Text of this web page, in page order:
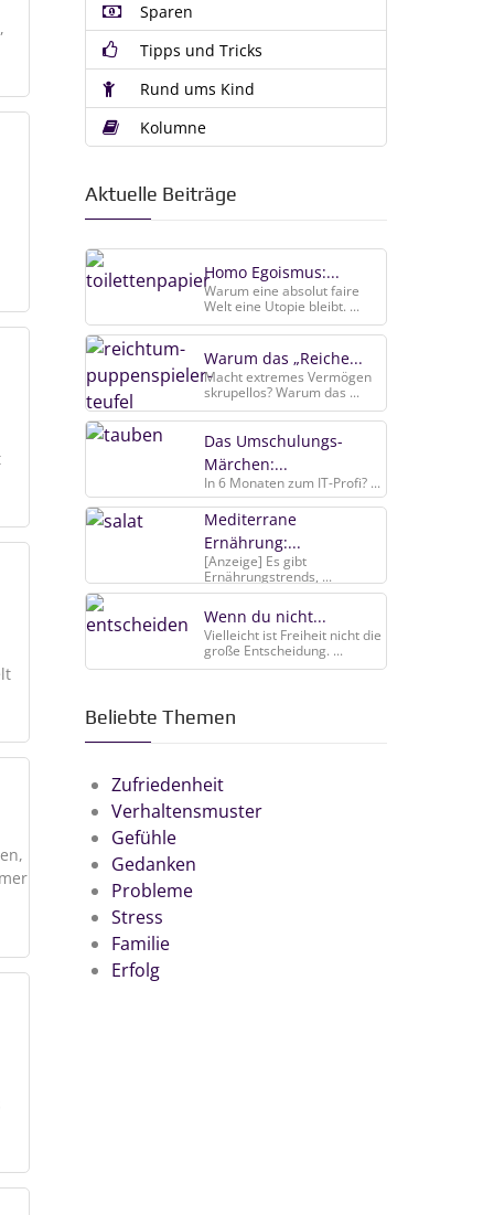
Sparen
Tipps und Tricks
Rund ums Kind
Kolumne
Aktuelle Beiträge
Homo Egoismus:...
Warum eine absolut faire
Welt eine Utopie bleibt. ...
Warum das „Reiche...
Macht extremes Vermögen
skrupellos? Warum das ...
Das Umschulungs-
Märchen:...
In 6 Monaten zum IT-Profi? ...
Mediterrane
Ernährung:...
[Anzeige] Es gibt
Ernährungstrends, ...
Wenn du nicht...
Vielleicht ist Freiheit nicht die
große Entscheidung. ...
Beliebte Themen
Zufriedenheit
Verhaltensmuster
Gefühle
Gedanken
Probleme
Stress
Familie
Erfolg